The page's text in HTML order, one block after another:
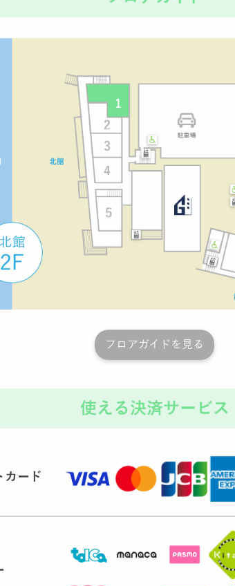
フロアガイドを見る
使える決済サービス
カード